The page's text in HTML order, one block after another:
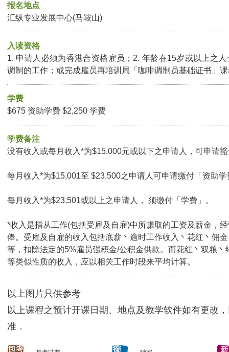
报名地点
汇纵专业发展中心(马鞍山)
入读资格
1. 申请人必须为香港合资格雇员；2. 年龄在15岁或以上之
调制的工作；或完成雇员再培训局「咖啡调制员基础证书」
学费
$675 资助学费 $2,250 学费
学费备注
没有收入或每月收入*为$15,000元或以下之申请人，可申请
每月收入*为$15,001至 $23,500之申请人可申请缴付「资助学
每月收入*为$23,501或以上之申请人， 须缴付「学费」。
*收入是指从工作(包括受雇及自雇)中所赚取的工资及薪金，
俸。受雇及自雇的收入包括底薪丶逾时工作收入丶花红丶佣
等，扣除法定的5%雇员强积金/公积金供款。而花红丶双粮丶
等类似性质的收入，应以相关工作时段来平均计算。
以上图片只供参考
以上课程之预计开课日期、地点及教学软件如有更改
准．